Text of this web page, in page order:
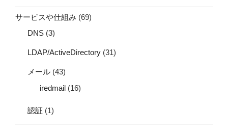
サービスや仕組み (69)
DNS (3)
LDAP/ActiveDirectory (31)
メール (43)
iredmail (16)
認証 (1)